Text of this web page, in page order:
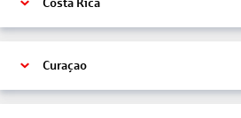
Costa Rica
Curaçao